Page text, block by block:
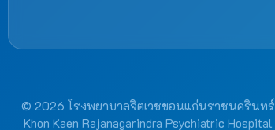
© 2026 โรงพยาบาลจิตเวชขอนแก่นราชนครินทร์
Khon Kaen Rajanagarindra Psychiatric Hospital